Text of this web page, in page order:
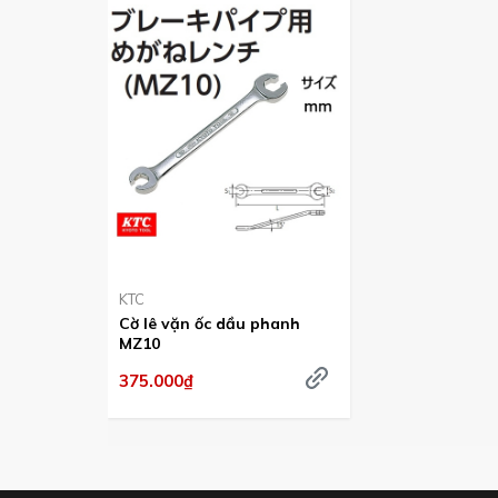
KTC
Cờ lê vặn ốc dầu phanh
MZ10
375.000₫